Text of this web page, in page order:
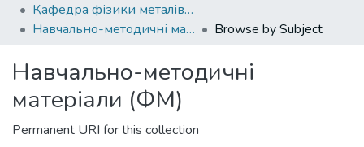
All of DSpace
Кафедра фізики металів (ФМ)
Навчально-методичні матеріали (ФМ)
Browse by Subject
Навчально-методичні
матеріали (ФМ)
Permanent URI for this collection